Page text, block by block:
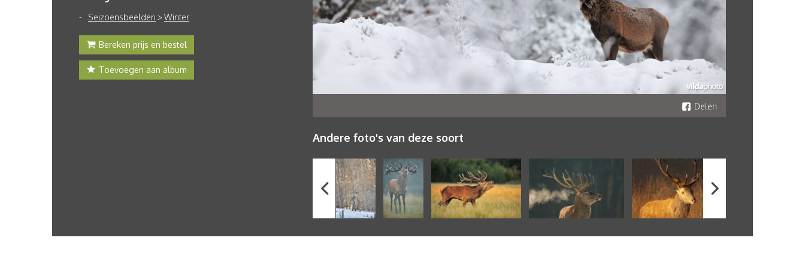
Seizoensbeelden >Winter
Bereken prijs en bestel
Toevoegen aan album
Delen
Andere foto's van deze soort